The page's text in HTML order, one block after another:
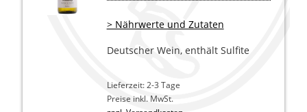
> Nährwerte und Zutaten
Deutscher Wein, enthält Sulfite
Lieferzeit: 2-3 Tage
Preise inkl. MwSt.